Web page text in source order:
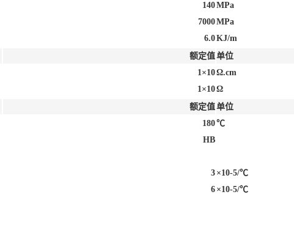
140MPa
7000MPa
6.0KJ/m
额定值单位
1×10Ω.cm
1×10Ω
额定值单位
180℃
HB
3 ×10-5/℃
6 ×10-5/℃